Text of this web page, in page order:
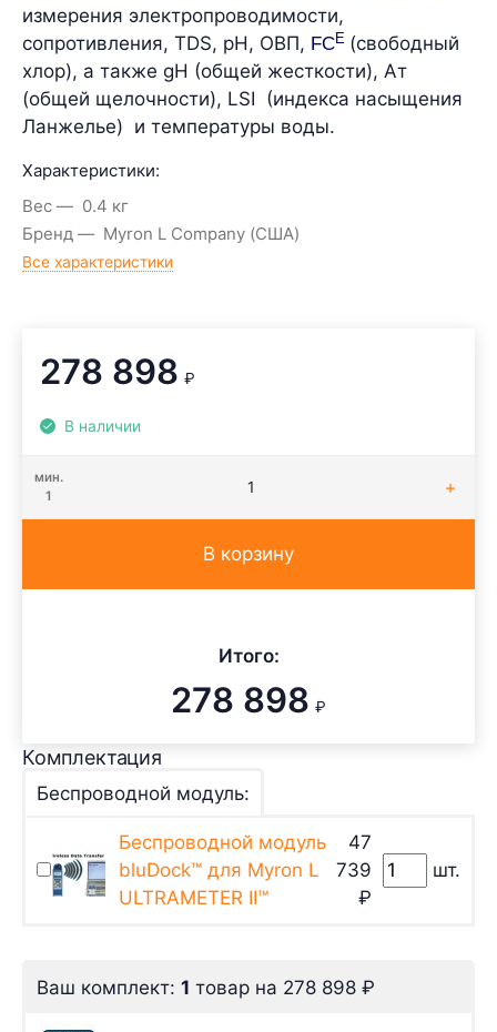
измерения электропроводимости,
сопротивления, TDS, pH, ОВП, FCE (свободный
хлор), а также gH (общей жесткости), Ат
(общей щелочности), LSI (индекса насыщения
Ланжелье) и температуры воды.
Характеристики:
Вес
0.4 кг
Бренд
Myron L Company (США)
Все характеристики
278 898 ₽
В наличии
мин.
1
В корзину
Итого:
278 898 ₽
Комплектация
Беспроводной модуль:
Беспроводной модуль
bluDock™ для Myron L
ULTRAMETER II™
47
739
₽
шт.
Ваш комплект: 1 товар на 278 898 ₽